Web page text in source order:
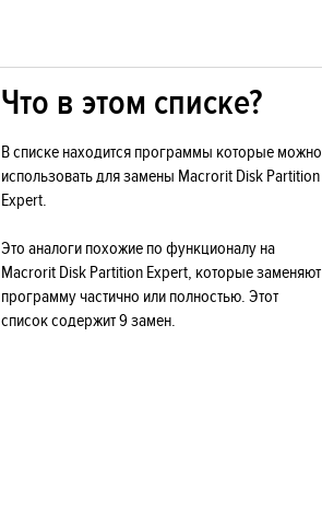
Что в этом списке?
В списке находится программы которые можно
использовать для замены Macrorit Disk Partition
Expert.
Это аналоги похожие по функционалу на
Macrorit Disk Partition Expert, которые заменяют
программу частично или полностью. Этот
список содержит 9 замен.